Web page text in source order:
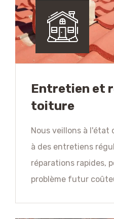
Entretien et
toiture
Nous veillons à
à des entretiens
réparations rapides,
problème futur